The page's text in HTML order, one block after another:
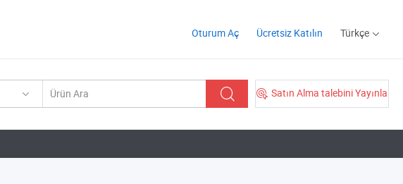
Oturum Aç Ücretsiz Katılın Türkçe
Satın Alma talebini Yayınla